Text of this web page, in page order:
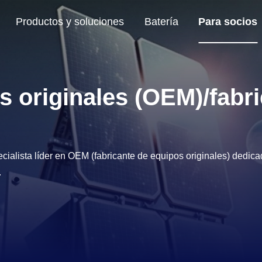
Productos y soluciones Batería Para socios
originales (OEM)/
líder en OEM (fabricante de equipos originales)